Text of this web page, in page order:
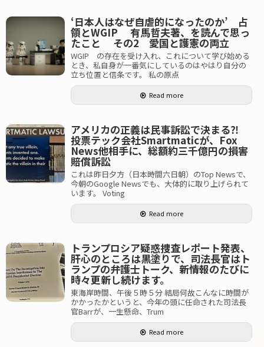
‘日本人はなぜ自虐的になったのか’ 占
領とWGIP 有馬哲夫著、を読んで思っ
たこと その2 愛国と護憲の両立
WGIP の存在を受け入れ、これについて学び始める
とき、私自身が一番気にしているのはやはり自分の
立ち位置と信条です。 私の原点
Read more
アメリカの正義は民事訴訟で決まる⁈
投票テック会社Smartmaticが、Fox
News他相手に、総額約三千億円の損害
賠償訴訟
これは昨日夕方（日本時間六日朝）のTop Newsで、
今朝のGoogle Newsでも、大体的に取り上げられて
います。 Voting
Read more
トランプロシア疑惑捜査レポート発表、
肝心のところは黒塗りで、司法長官はト
ランプの弁護士トーク、新情報のたびに
時々更新し続けます。
東海岸時間、午後５時５分 結局何故こんなに時間が
かかったかというと、今年の頭に任命された司法長
官Barrが、一生懸命、Trum
Read more